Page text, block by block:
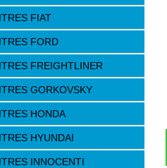
FIAT
FORD
FREIGHTLINER
GORKOVSKY
HONDA
HYUNDAI
INNOCENTI